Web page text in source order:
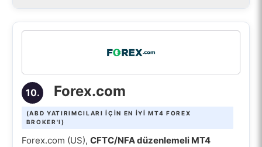
10. Forex.com
(ABD YATIRIMCILARI IÇIN EN IYI MT4 FOREX
BROKER'I)
Forex.com (US), CFTC/NFA düzenlemeli MT4